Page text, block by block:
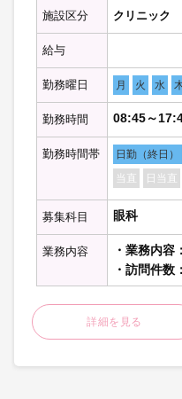
ぞれ7%ほど
施設区分 クリニック
給与
勤務曜日 月 火 水
勤務時間 08:45～
勤務時間帯 日勤（終日）
当直
日当直
募集科目 眼科
業務内容
・業務内容
・訪問件
度
施設の
（10～50名
・訪問体制
詳細を見る